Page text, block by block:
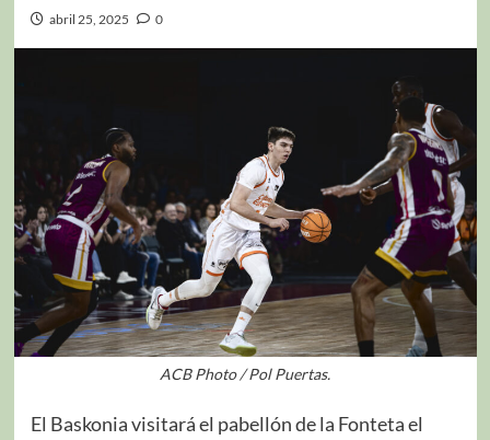
abril 25, 2025 0
ACB Photo / Pol Puertas.
El Baskonia visitará el pabellón de la Fonteta el